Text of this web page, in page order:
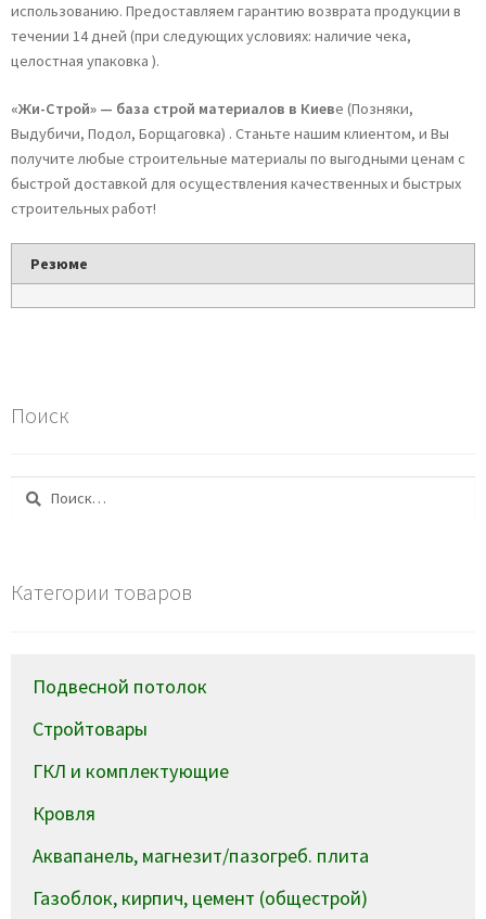
использованию. Предоставляем гарантию возврата продукции в
течении 14 дней (при следующих условиях: наличие чека,
целостная упаковка ).
«Жи-Строй» — база строй материалов в Киеве (Позняки,
Выдубичи, Подол, Борщаговка) . Станьте нашим клиентом, и Вы
получите любые строительные материалы по выгодными ценам с
быстрой доставкой для осуществления качественных и быстрых
строительных работ!
Резюме
Поиск
Найти:
Категории товаров
Подвесной потолок
Стройтовары
ГКЛ и комплектующие
Кровля
Аквапанель, магнезит/пазогреб. плита
Газоблок, кирпич, цемент (общестрой)